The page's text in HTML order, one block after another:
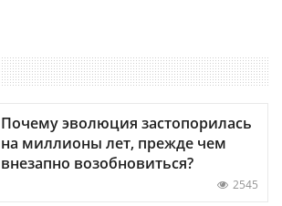
Почему эволюция застопорилась
на миллионы лет, прежде чем
внезапно возобновиться?
2545